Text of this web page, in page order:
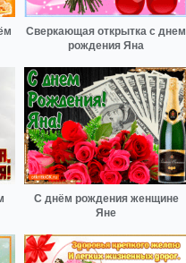
Сверкающая открытка с днем
рождения Яна
С днём рождения женщине
Яне